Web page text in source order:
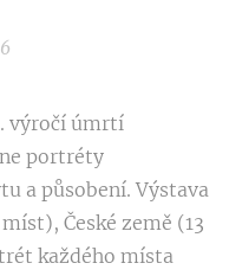
výročí úmrtí
portréty
a působení. Výstava
České země (13
každého místa